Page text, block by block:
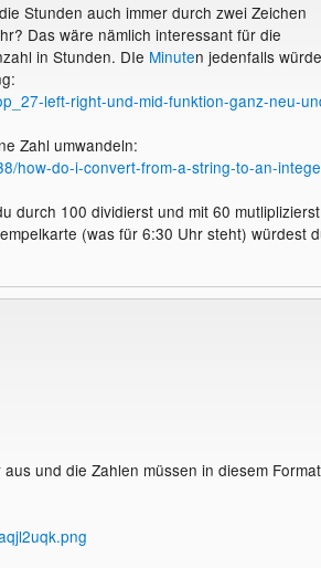
Stunden auch immer durch zwei Zeichen
Das wäre nämlich interessant für die
in Stunden. DIe Minuten jedenfalls
left-right-und-mid-funktion-ganz-neu-
Zahl umwandeln:
how-do-i-convert-from-a-string-to-an-
durch 100 dividierst und mit 60
(was für 6:30 Uhr steht) würdest
und die Zahlen müssen in diesem Format